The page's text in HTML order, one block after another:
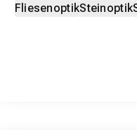
FliesenoptikSteinoptik